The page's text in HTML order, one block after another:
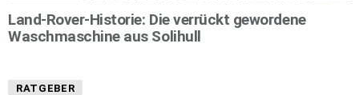
Land-Rover-Historie: Die verrückt gewordene
Waschmaschine aus Solihull
RATGEBER